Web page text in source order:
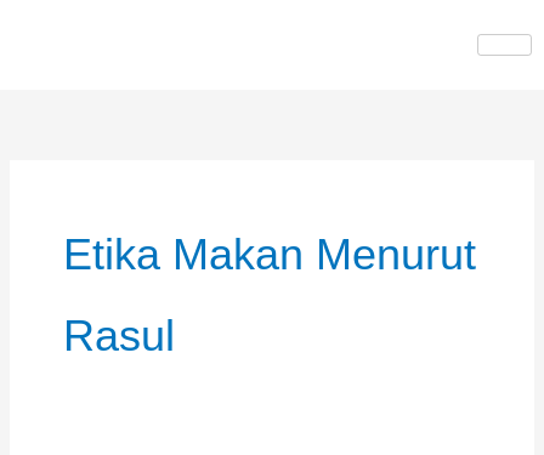
Etika Makan Menurut
Rasul